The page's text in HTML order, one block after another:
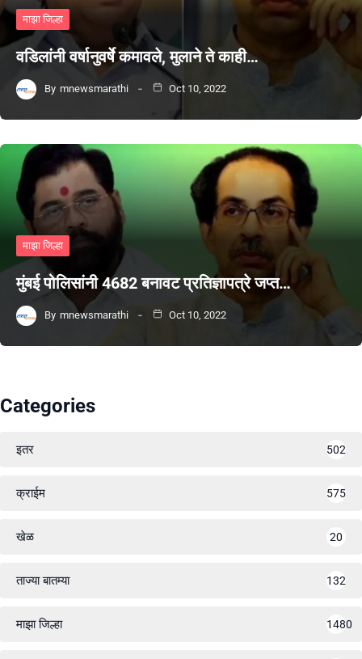
माझा जिल्हा
वडिलांनी वर्षानुवर्षे कमावले, मुलाने ते काही…
By mnewsmarathi Oct 10, 2022
माझा जिल्हा
मुंबई पोलिसांनी 4682 बनावट प्रतिज्ञापत्रे जप्त…
By mnewsmarathi Oct 10, 2022
Categories
इतर 502
क्राईम 575
खेळ 20
ताज्या बातम्या 132
माझा जिल्हा 1480